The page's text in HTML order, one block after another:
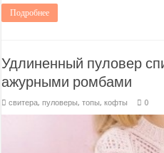
Подробнее
Удлиненный пуловер
ажурными ромбами
свитера, пуловеры, топы, кофты 0